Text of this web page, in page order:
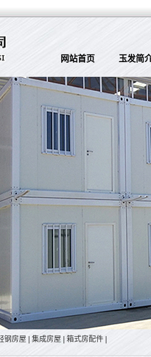
网站首页 玉发简
钢房屋 集成房屋 箱式房配件